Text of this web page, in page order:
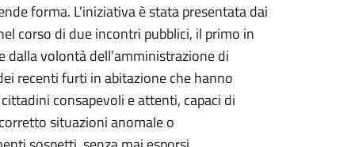
forma. L’iniziativa è stata presentata dai
corso di due incontri pubblici, il primo in
dalla volontà dell’amministrazione di
recenti furti in abitazione che hanno
consapevoli e attenti, capaci di
situazioni anomale o